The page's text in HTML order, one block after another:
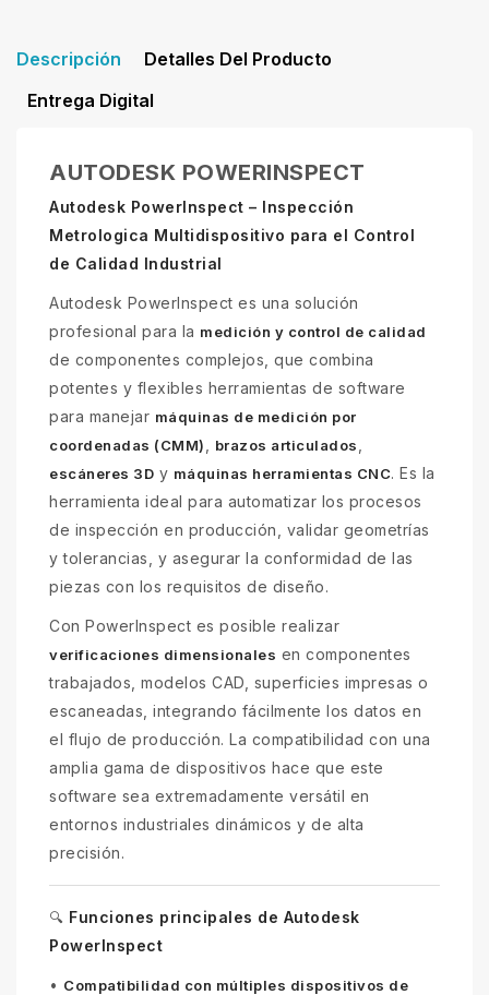
Descripción
Detalles Del Producto
Entrega Digital
AUTODESK POWERINSPECT
Autodesk PowerInspect – Inspección
Metrologica Multidispositivo para el Control
de Calidad Industrial
Autodesk PowerInspect es una solución
profesional para la medición y control de calidad
de componentes complejos, que combina
potentes y flexibles herramientas de software
para manejar máquinas de medición por
coordenadas (CMM)
brazos articulados
escáneres 3D y máquinas herramientas CNC. Es la
herramienta ideal para automatizar los procesos
de inspección en producción, validar geometrías
y tolerancias, y asegurar la conformidad de las
piezas con los requisitos de diseño.
Con PowerInspect es posible realizar
verificaciones dimensionales en componentes
trabajados, modelos CAD, superficies impresas o
escaneadas, integrando fácilmente los datos en
el flujo de producción. La compatibilidad con una
amplia gama de dispositivos hace que este
software sea extremadamente versátil en
entornos industriales dinámicos y de alta
precisión.
🔍 Funciones principales de Autodesk
PowerInspect
• Compatibilidad con múltiples dispositivos de